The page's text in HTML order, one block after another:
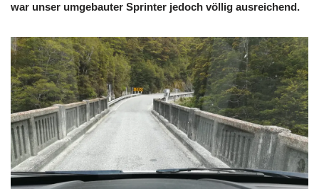
war unser umgebauter Sprinter jedoch völlig ausreichend.